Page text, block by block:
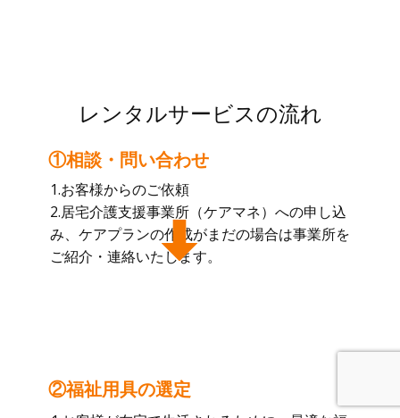
レンタルサービスの流れ
1.お客様からのご依頼
2.居宅介護支援事業所（ケアマネ）への申し込
み、ケアプランの作成がまだの場合は事業所を
ご紹介・連絡いたします。
①相談・問い合わせ
②福祉用具の選定